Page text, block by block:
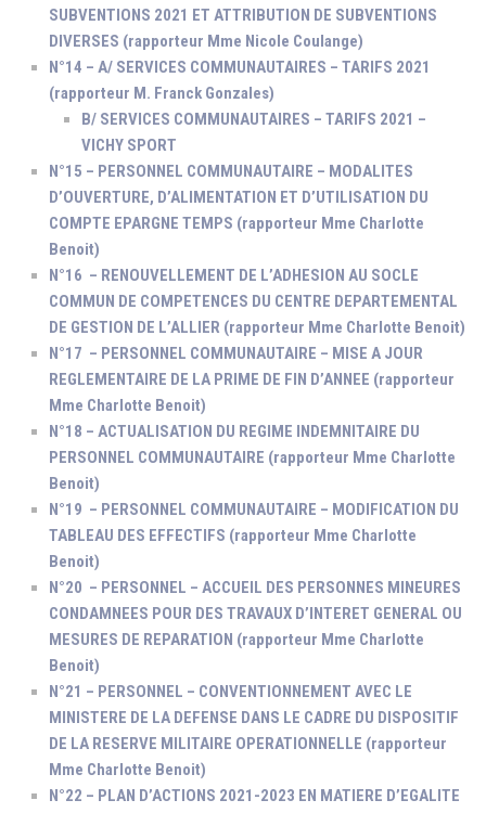
SUBVENTIONS 2021 ET ATTRIBUTION DE SUBVENTIONS
DIVERSES (rapporteur Mme Nicole Coulange)
N°14 – A/ SERVICES COMMUNAUTAIRES – TARIFS 2021
(rapporteur M. Franck Gonzales)
B/ SERVICES COMMUNAUTAIRES – TARIFS 2021 –
VICHY SPORT
N°15 – PERSONNEL COMMUNAUTAIRE – MODALITES
D’OUVERTURE, D’ALIMENTATION ET D’UTILISATION DU
COMPTE EPARGNE TEMPS (rapporteur Mme Charlotte
Benoit)
N°16 – RENOUVELLEMENT DE L’ADHESION AU SOCLE
COMMUN DE COMPETENCES DU CENTRE DEPARTEMENTAL
DE GESTION DE L’ALLIER (rapporteur Mme Charlotte Benoit)
N°17 – PERSONNEL COMMUNAUTAIRE – MISE A JOUR
REGLEMENTAIRE DE LA PRIME DE FIN D’ANNEE (rapporteur
Mme Charlotte Benoit)
N°18 – ACTUALISATION DU REGIME INDEMNITAIRE DU
PERSONNEL COMMUNAUTAIRE (rapporteur Mme Charlotte
Benoit)
N°19 – PERSONNEL COMMUNAUTAIRE – MODIFICATION DU
TABLEAU DES EFFECTIFS (rapporteur Mme Charlotte
Benoit)
N°20 – PERSONNEL – ACCUEIL DES PERSONNES MINEURES
CONDAMNEES POUR DES TRAVAUX D’INTERET GENERAL OU
MESURES DE REPARATION (rapporteur Mme Charlotte
Benoit)
N°21 – PERSONNEL – CONVENTIONNEMENT AVEC LE
MINISTERE DE LA DEFENSE DANS LE CADRE DU DISPOSITIF
DE LA RESERVE MILITAIRE OPERATIONNELLE (rapporteur
Mme Charlotte Benoit)
N°22 – PLAN D’ACTIONS 2021-2023 EN MATIERE D’EGALITE